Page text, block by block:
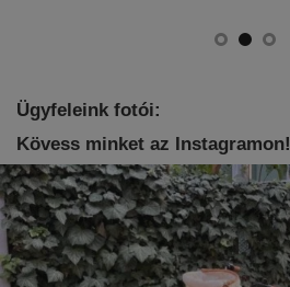
Ügyfeleink fotói:
Kövess minket az Instagramon!